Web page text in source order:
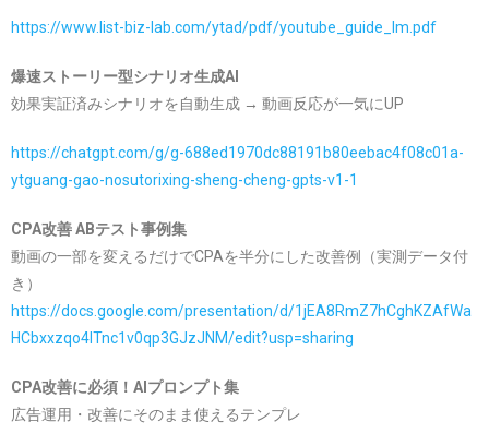
https://www.list-biz-lab.com/ytad/pdf/youtube_guide_lm.pdf
爆速ストーリー型シナリオ生成AI
効果実証済みシナリオを自動生成 → 動画反応が一気にUP
https://chatgpt.com/g/g-688ed1970dc88191b80eebac4f08c01a-
ytguang-gao-nosutorixing-sheng-cheng-gpts-v1-1
CPA改善 ABテスト事例集
動画の一部を変えるだけでCPAを半分にした改善例（実測データ付
き）
https://docs.google.com/presentation/d/1jEA8RmZ7hCghKZAfWa
HCbxxzqo4ITnc1v0qp3GJzJNM/edit?usp=sharing
CPA改善に必須！AIプロンプト集
広告運用・改善にそのまま使えるテンプレ